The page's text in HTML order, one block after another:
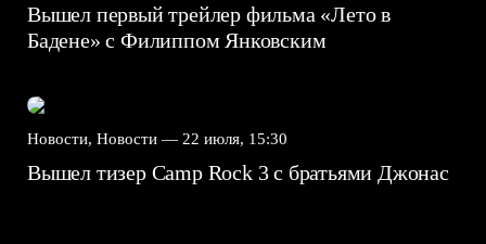
Вышел первый трейлер фильма «Лето в
Бадене» с Филиппом Янковским
Новости, Новости — 22 июля, 15:30
Вышел тизер Camp Rock 3 с братьями Джонас